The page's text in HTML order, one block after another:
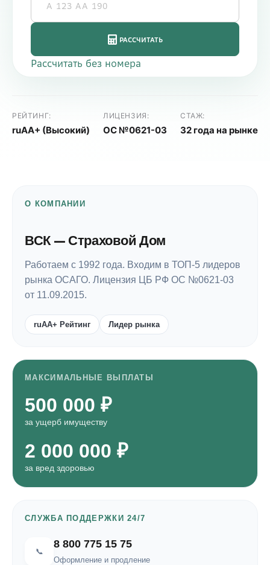
РЕЙТИНГ:
ruAA+ (Высокий)
ЛИЦЕНЗИЯ:
ОС №0621-03
СТАЖ:
32 года на рынке
О КОМПАНИИ
ВСК — Страховой Дом
Работаем с 1992 года. Входим в ТОП-5 лидеров
рынка ОСАГО. Лицензия ЦБ РФ ОС №0621-03
от 11.09.2015.
ruAA+ Рейтинг Лидер рынка
МАКСИМАЛЬНЫЕ ВЫПЛАТЫ
500 000 ₽
за ущерб имуществу
2 000 000 ₽
за вред здоровью
СЛУЖБА ПОДДЕРЖКИ 24/7
📞
8 800 775 15 75
Оформление и продление